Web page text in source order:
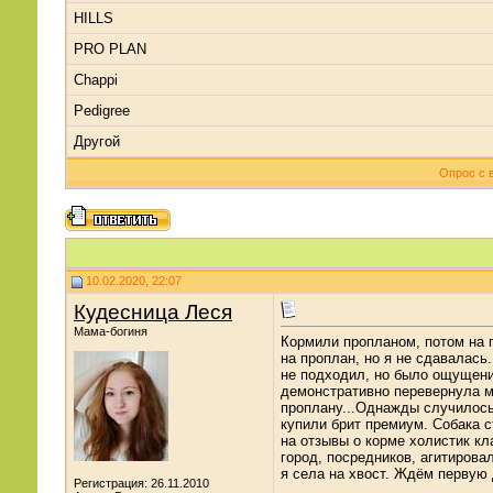
HILLS
PRO PLAN
Chappi
Pedigree
Другой
Опрос с
10.02.2020, 22:07
Кудесница Леся
Мама-богиня
Регистрация: 26.11.2010
Кормили пропланом, потом на
на проплан, но я не
не подходил, но было
демонстративно перевернула
проплану...Однажды
купили брит премиум. Собака
на отзывы о корме холистик
город, посредников,
я села на хвост. Ждём первую